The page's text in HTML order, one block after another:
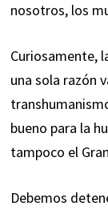
nosotros, los
Curiosamente,
una sola razón
bueno para la
tampoco el
Debemos